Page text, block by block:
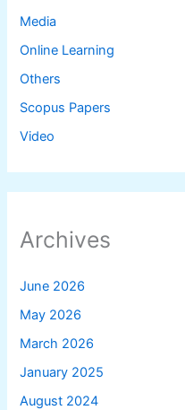
Media
Online Learning
Others
Scopus Papers
Video
Archives
June 2026
May 2026
March 2026
January 2025
August 2024